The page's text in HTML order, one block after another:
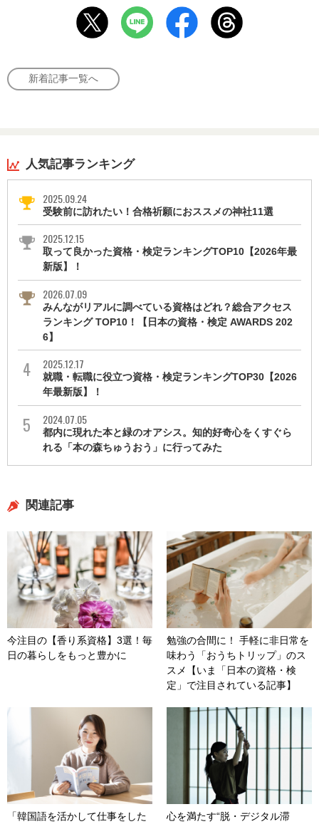
新着記事一覧へ
人気記事ランキング
2025.09.24
受験前に訪れたい！合格祈願におススメの神社11選
2025.12.15
取って良かった資格・検定ランキングTOP10【2026年最
新版】！
2026.07.09
みんながリアルに調べている資格はどれ？総合アクセス
ランキング TOP10！【日本の資格・検定 AWARDS 202
6】
2025.12.17
就職・転職に役立つ資格・検定ランキングTOP30【2026
年最新版】！
2024.07.05
都内に現れた本と緑のオアシス。知的好奇心をくすぐら
れる「本の森ちゅうおう」に行ってみた
関連記事
今注目の【香り系資格】3選！毎
日の暮らしをもっと豊かに
勉強の合間に！ 手軽に非日常を
味わう「おうちトリップ」のス
スメ【いま「日本の資格・検
定」で注目されている記事】
「韓国語を活かして仕事をした
心を満たす“脱・デジタル滞